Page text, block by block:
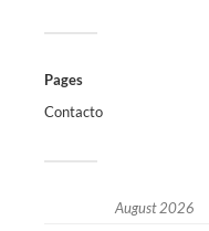
Pages
Contacto
August 2026